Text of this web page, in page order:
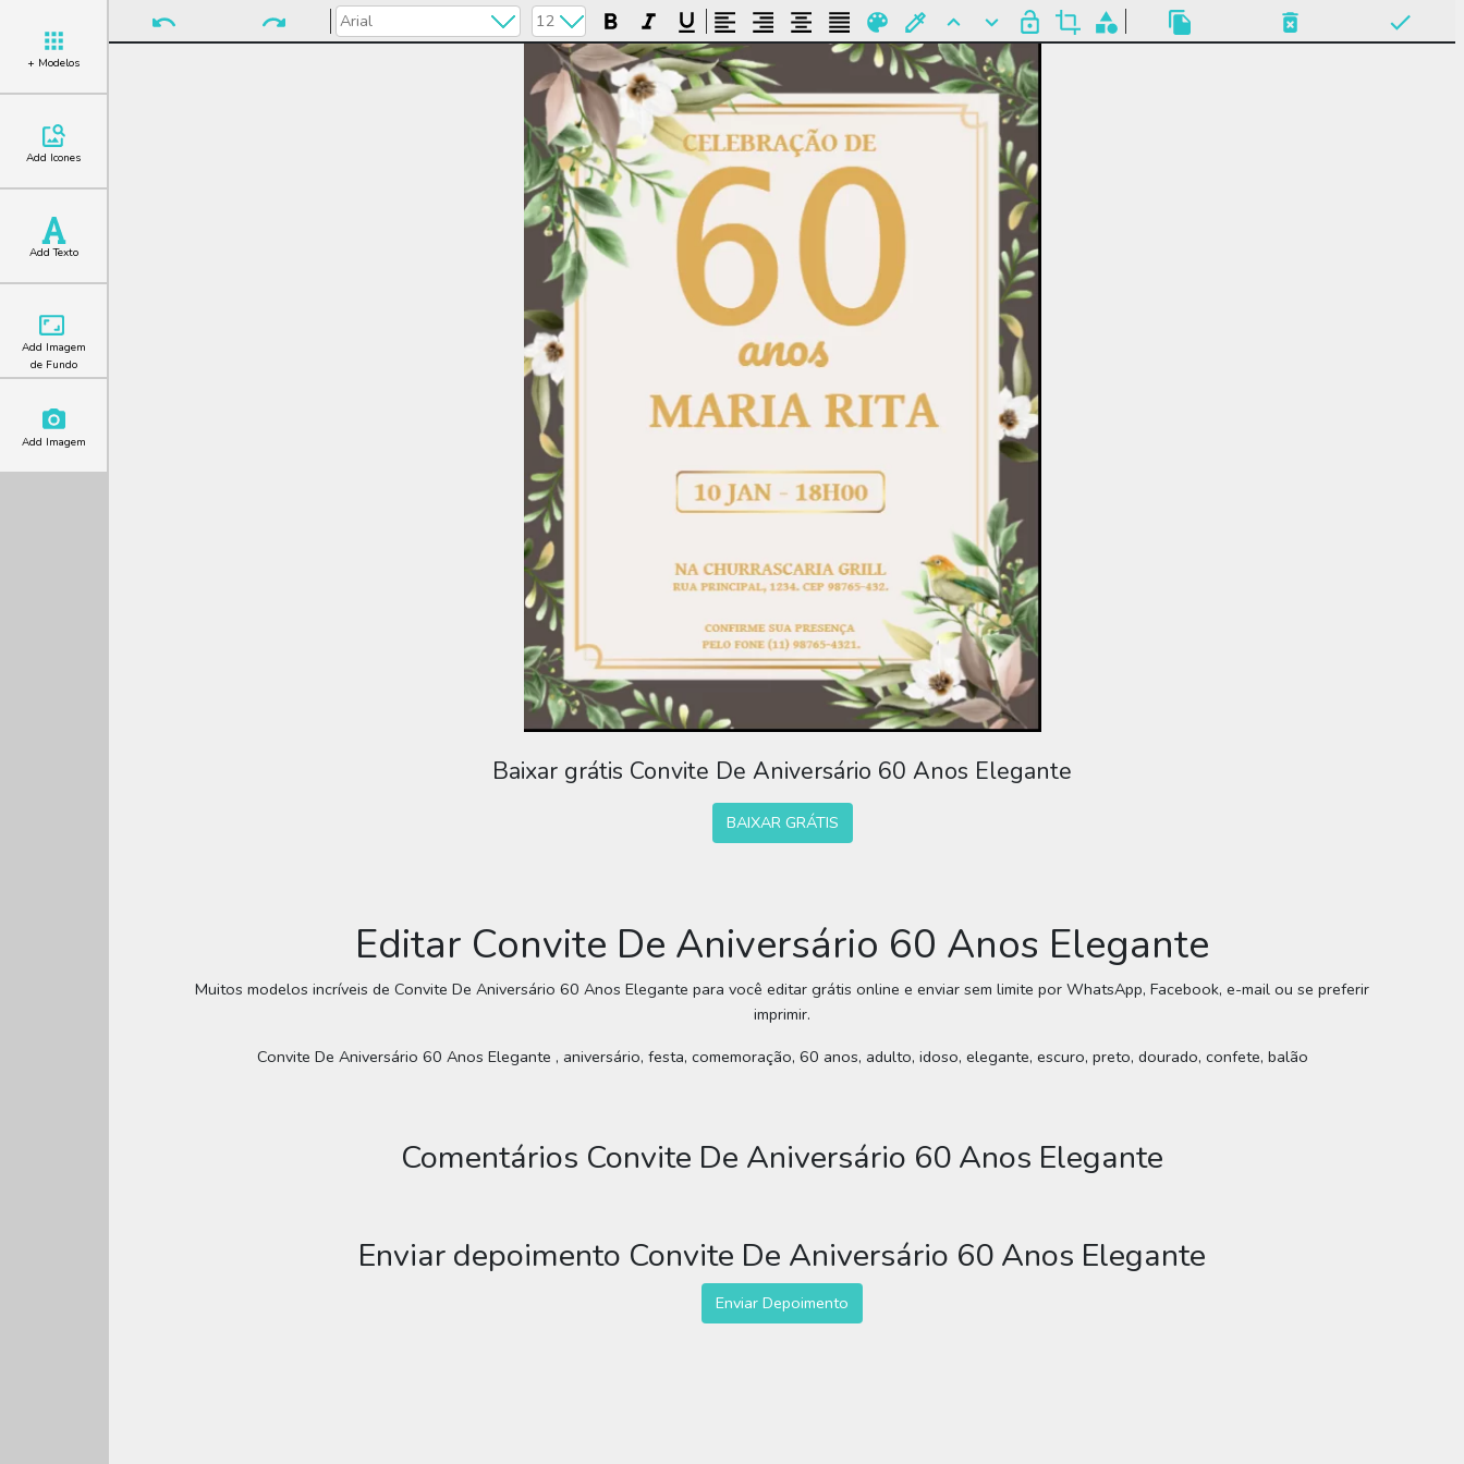
+ Modelos
Add Icones
Add Texto
Add Imagem
de Fundo
Add Imagem
Baixar grátis Convite De Aniversário 60 Anos Elegante
BAIXAR GRÁTIS
Editar Convite De Aniversário 60 Anos Elegante
Muitos modelos incríveis de Convite De Aniversário 60 Anos Elegante para você editar grátis online e enviar sem limite por WhatsApp, Facebook, e-mail ou se preferir
imprimir.
Convite De Aniversário 60 Anos Elegante , aniversário, festa, comemoração, 60 anos, adulto, idoso, elegante, escuro, preto, dourado, confete, balão
Comentários Convite De Aniversário 60 Anos Elegante
Enviar depoimento Convite De Aniversário 60 Anos Elegante
Enviar Depoimento